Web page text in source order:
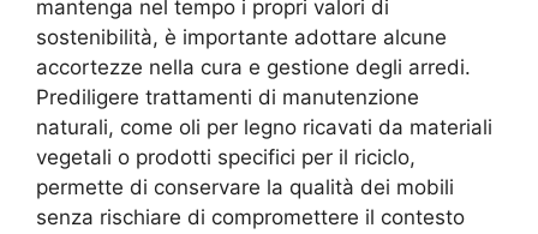
mantenga nel tempo i propri valori di
sostenibilità, è importante adottare alcune
accortezze nella cura e gestione degli arredi.
Prediligere trattamenti di manutenzione
naturali, come oli per legno ricavati da materiali
vegetali o prodotti specifici per il riciclo,
permette di conservare la qualità dei mobili
senza rischiare di compromettere il contesto